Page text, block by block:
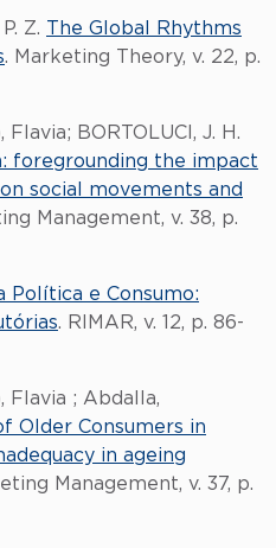
Z. The Global Rhythms
. Marketing Theory, v. 22, p.
Flavia; BORTOLUCI, J. H.
foregrounding the impact
social movements and
Management, v. 38, p.
Política e Consumo:
. RIMAR, v. 12, p. 86-
Flavia ; Abdalla,
Older Consumers in
in ageing
Management, v. 37, p.